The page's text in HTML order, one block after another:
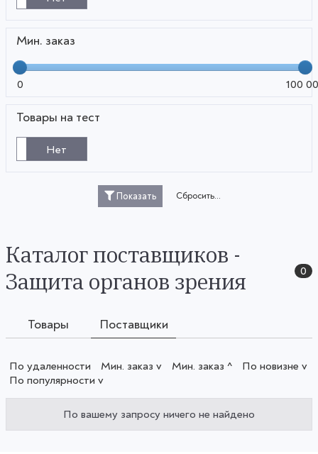
Мин. заказ
0 100
Товары на тест
Нет
Показать Сбросить...
Каталог поставщиков -
Защита органов зрения
0
Товары Поставщики
По удаленности Мин. заказ v Мин. заказ ^
По новизне v
По популярности v
По вашему запросу ничего не найдено